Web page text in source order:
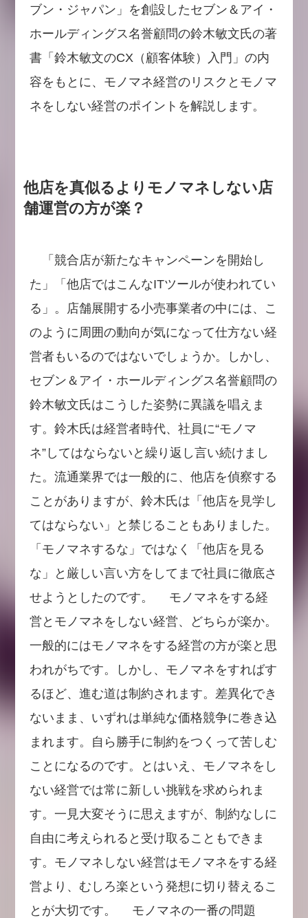
ブン・ジャパン」を創設したセブン＆アイ・
ホールディングス名誉顧問の鈴木敏文氏の著
書「鈴木敏文のCX（顧客体験）入門」の内
容をもとに、モノマネ経営のリスクとモノマ
ネをしない経営のポイントを解説します。
他店を真似るよりモノマネしない店
舗運営の方が楽？
「競合店が新たなキャンペーンを開始し
た」「他店ではこんなITツールが使われてい
る」。店舗展開する小売事業者の中には、こ
のように周囲の動向が気になって仕方ない経
営者もいるのではないでしょうか。しかし、
セブン＆アイ・ホールディングス名誉顧問の
鈴木敏文氏はこうした姿勢に異議を唱えま
す。鈴木氏は経営者時代、社員に“モノマ
ネ”してはならないと繰り返し言い続けまし
た。流通業界では一般的に、他店を偵察する
ことがありますが、鈴木氏は「他店を見学し
てはならない」と禁じることもありました。
「モノマネするな」ではなく「他店を見る
な」と厳しい言い方をしてまで社員に徹底さ
せようとしたのです。 モノマネをする経
営とモノマネをしない経営、どちらが楽か。
一般的にはモノマネをする経営の方が楽と思
われがちです。しかし、モノマネをすればす
るほど、進む道は制約されます。差異化でき
ないまま、いずれは単純な価格競争に巻き込
まれます。自ら勝手に制約をつくって苦しむ
ことになるのです。とはいえ、モノマネをし
ない経営では常に新しい挑戦を求められま
す。一見大変そうに思えますが、制約なしに
自由に考えられると受け取ることもできま
す。モノマネしない経営はモノマネをする経
営より、むしろ楽という発想に切り替えるこ
とが大切です。 モノマネの一番の問題